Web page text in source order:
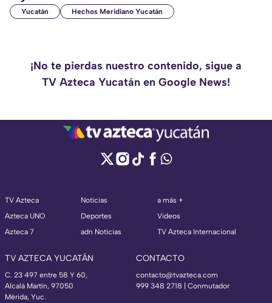
Yucatán Hechos Meridiano Yucatán
¡No te pierdas nuestro contenido, sigue a
TV Azteca Yucatán en Google News!
TV Azteca
Azteca UNO
Azteca 7
Noticias
Deportes
adn Noticias
a más +
Videos
TV Azteca Internacional
TV AZTECA YUCATÁN
C. 23 497 entre 58 Y 60,
Alcalá Martín, 97050
Mérida, Yuc.
CONTACTO
contacto@tvazteca.com
999 348 2718 | Conmutador